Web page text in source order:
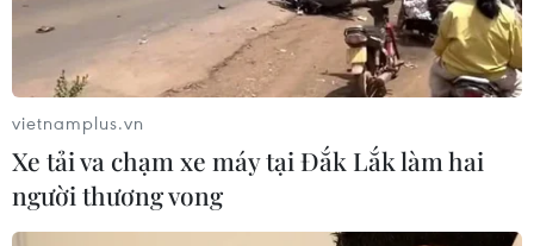
vietnamplus.vn
Xe tải va chạm xe máy tại Đắk Lắk làm hai
người thương vong